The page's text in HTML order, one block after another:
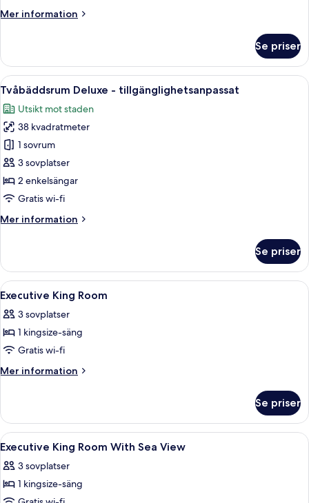
säng
Mer information
Mer
rum
1
säng
tillgänglighetsanpassat
Se priser
Öppna
alla
foton
för
Tvåbäddsrum
Deluxe
-
tillgänglighetsanpassat
Ett hotellrum med två sängar, ett
13
Tvåbäddsrum Deluxe - tillgänglighetsanpassat
Utsikt mot staden
38 kvadratmeter
1 sovrum
3 sovplatser
2 enkelsängar
Gratis wi-fi
Mer information
Mer
Deluxe
tillgänglighetsanpassat
Se priser
Öppna
alla
foton
för
Executive
King
Sängtillbehör av högsta kvalitet och
4
Executive King Room
3 sovplatser
1 kingsize-säng
Gratis wi-fi
Mer information
Mer
King
Room
Se priser
Öppna
alla
foton
för
Sängtillbehör av högsta kvalitet och
4
Executive King Room With Sea View
3 sovplatser
1 kingsize-säng